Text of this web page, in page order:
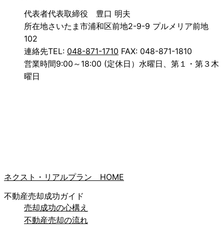
代表者代表取締役 豊口 明夫
所在地さいたま市浦和区前地2-9-9 プルメリア前地
102
連絡先TEL: 048-871-1710 FAX: 048-871-1810
営業時間9:00～18:00 (定休日）水曜日、第１・第３木
曜日
ネクスト・リアルプラン HOME
不動産売却成功ガイド
売却成功の心構え
不動産売却の流れ